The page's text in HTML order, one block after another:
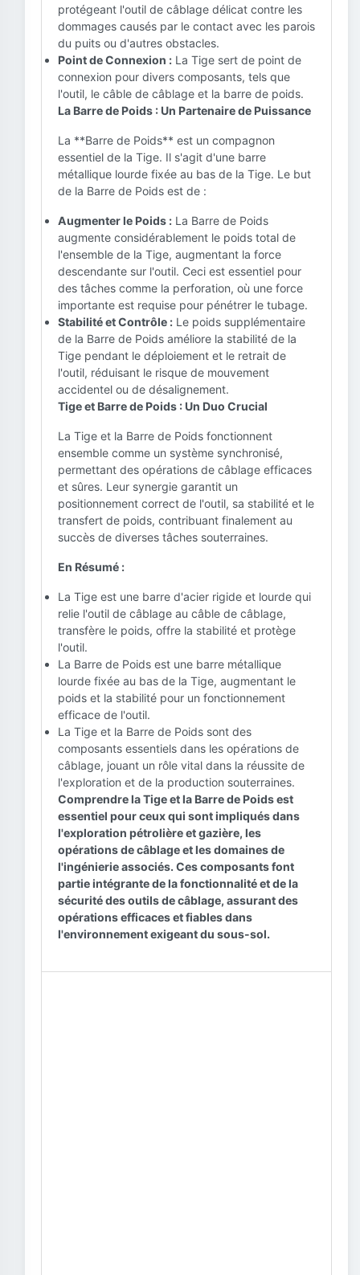
protégeant l'outil de câblage délicat contre les
dommages causés par le contact avec les parois
du puits ou d'autres obstacles.
Point de Connexion : La Tige sert de point de
connexion pour divers composants, tels que
l'outil, le câble de câblage et la barre de poids.
La Barre de Poids : Un Partenaire de Puissance
La **Barre de Poids** est un compagnon
essentiel de la Tige. Il s'agit d'une barre
métallique lourde fixée au bas de la Tige. Le but
de la Barre de Poids est de :
Augmenter le Poids : La Barre de Poids
augmente considérablement le poids total de
l'ensemble de la Tige, augmentant la force
descendante sur l'outil. Ceci est essentiel pour
des tâches comme la perforation, où une force
importante est requise pour pénétrer le tubage.
Stabilité et Contrôle : Le poids supplémentaire
de la Barre de Poids améliore la stabilité de la
Tige pendant le déploiement et le retrait de
l'outil, réduisant le risque de mouvement
accidentel ou de désalignement.
Tige et Barre de Poids : Un Duo Crucial
La Tige et la Barre de Poids fonctionnent
ensemble comme un système synchronisé,
permettant des opérations de câblage efficaces
et sûres. Leur synergie garantit un
positionnement correct de l'outil, sa stabilité et le
transfert de poids, contribuant finalement au
succès de diverses tâches souterraines.
En Résumé :
La Tige est une barre d'acier rigide et lourde qui
relie l'outil de câblage au câble de câblage,
transfère le poids, offre la stabilité et protège
l'outil.
La Barre de Poids est une barre métallique
lourde fixée au bas de la Tige, augmentant le
poids et la stabilité pour un fonctionnement
efficace de l'outil.
La Tige et la Barre de Poids sont des
composants essentiels dans les opérations de
câblage, jouant un rôle vital dans la réussite de
l'exploration et de la production souterraines.
Comprendre la Tige et la Barre de Poids est
essentiel pour ceux qui sont impliqués dans
l'exploration pétrolière et gazière, les
opérations de câblage et les domaines de
l'ingénierie associés. Ces composants font
partie intégrante de la fonctionnalité et de la
sécurité des outils de câblage, assurant des
opérations efficaces et fiables dans
l'environnement exigeant du sous-sol.